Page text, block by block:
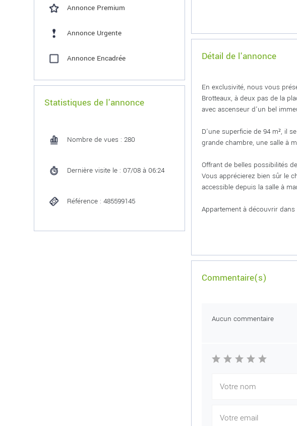
Annonce Premium
Annonce Urgente
Annonce Encadrée
Statistiques de l'annonce
Nombre de vues : 280
Dernière visite le : 07/08 à 06:24
Référence : 485599145
Détail de l'annonce
En exclusivité, nous vous
Brotteaux, à deux pas de la
avec ascenseur d'un bel
D'une superficie de 94 m², il
grande chambre, une salle à
Offrant de belles possibilités
Vous apprécierez bien sûr le
accessible depuis la salle à
Appartement à découvrir
Commentaire(s)
Aucun commentaire